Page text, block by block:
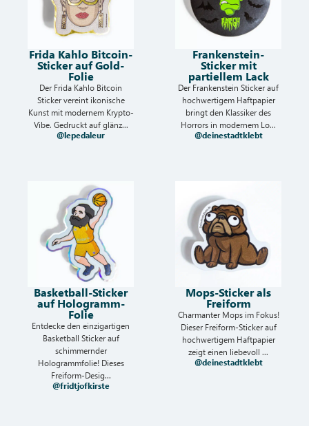
Frida Kahlo Bitcoin-
Sticker auf Gold-
Folie
Der Frida Kahlo Bitcoin
Sticker vereint ikonische
Kunst mit modernem Krypto-
Vibe. Gedruckt auf glänz...
@lepedaleur
Frankenstein-
Sticker mit
partiellem Lack
Der Frankenstein Sticker auf
hochwertigem Haftpapier
bringt den Klassiker des
Horrors in modernem Lo...
@deinestadtklebt
Basketball-Sticker
auf Hologramm-
Folie
Entdecke den einzigartigen
Basketball Sticker auf
schimmernder
Hologrammfolie! Dieses
Freiform-Desig...
@fridtjofkirste
Mops-Sticker als
Freiform
Charmanter Mops im Fokus!
Dieser Freiform-Sticker auf
hochwertigem Haftpapier
zeigt einen liebevoll ...
@deinestadtklebt